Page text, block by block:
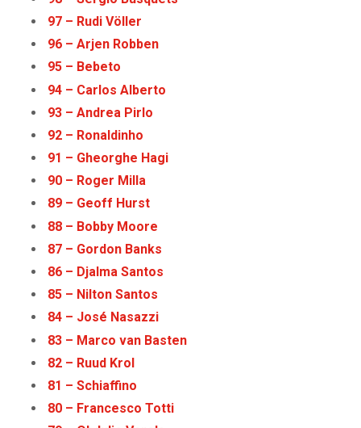
97 – Rudi Völler
96 – Arjen Robben
95 – Bebeto
94 – Carlos Alberto
93 – Andrea Pirlo
92 – Ronaldinho
91 – Gheorghe Hagi
90 – Roger Milla
89 – Geoff Hurst
88 – Bobby Moore
87 – Gordon Banks
86 – Djalma Santos
85 – Nilton Santos
84 – José Nasazzi
83 – Marco van Basten
82 – Ruud Krol
81 – Schiaffino
80 – Francesco Totti